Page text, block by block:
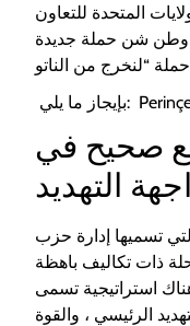
المتحدة للتعاون
شن حملة جديدة
صحيح في
التهديد
تسميها إدارة حزب
ذات تكاليف باهظة
استراتيجية تسمى
الرئيسي ، والقوة